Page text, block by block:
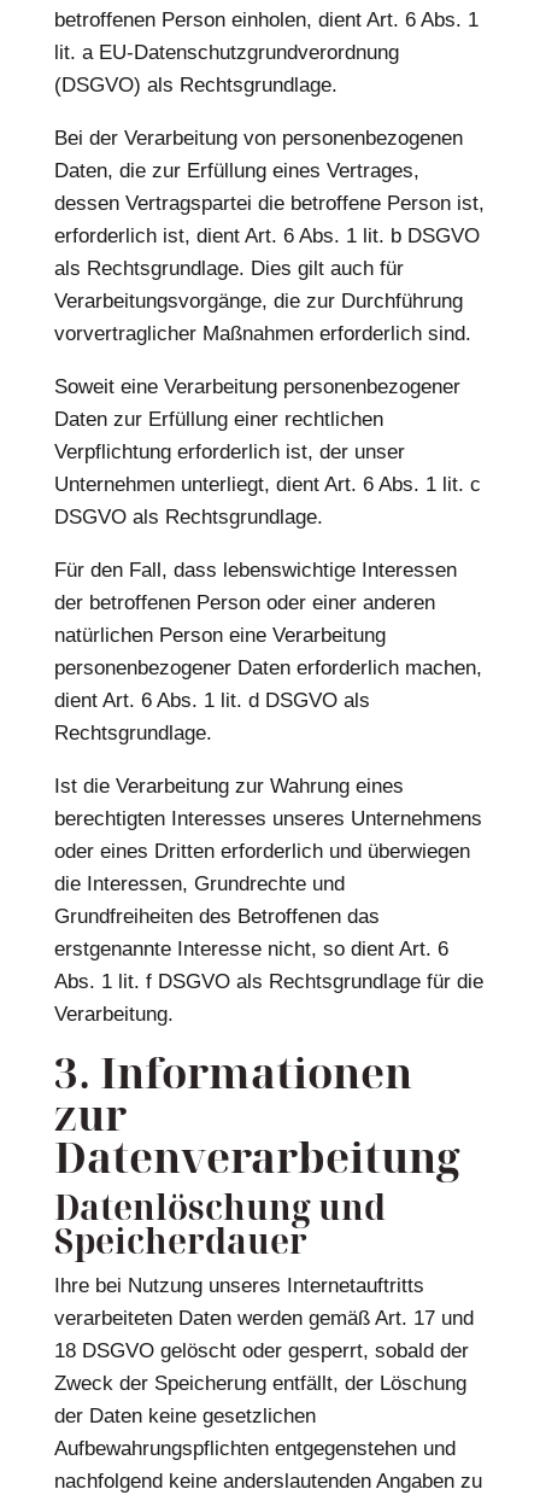
betroffenen Person einholen, dient Art. 6 Abs. 1
lit. a EU-Datenschutzgrundverordnung
(DSGVO) als Rechtsgrundlage.
Bei der Verarbeitung von personenbezogenen
Daten, die zur Erfüllung eines Vertrages,
dessen Vertragspartei die betroffene Person ist,
erforderlich ist, dient Art. 6 Abs. 1 lit. b DSGVO
als Rechtsgrundlage. Dies gilt auch für
Verarbeitungsvorgänge, die zur Durchführung
vorvertraglicher Maßnahmen erforderlich sind.
Soweit eine Verarbeitung personenbezogener
Daten zur Erfüllung einer rechtlichen
Verpflichtung erforderlich ist, der unser
Unternehmen unterliegt, dient Art. 6 Abs. 1 lit. c
DSGVO als Rechtsgrundlage.
Für den Fall, dass lebenswichtige Interessen
der betroffenen Person oder einer anderen
natürlichen Person eine Verarbeitung
personenbezogener Daten erforderlich machen,
dient Art. 6 Abs. 1 lit. d DSGVO als
Rechtsgrundlage.
Ist die Verarbeitung zur Wahrung eines
berechtigten Interesses unseres Unternehmens
oder eines Dritten erforderlich und überwiegen
die Interessen, Grundrechte und
Grundfreiheiten des Betroffenen das
erstgenannte Interesse nicht, so dient Art. 6
Abs. 1 lit. f DSGVO als Rechtsgrundlage für die
Verarbeitung.
3. Informationen
zur
Datenverarbeitung
Datenlöschung und
Speicherdauer
Ihre bei Nutzung unseres Internetauftritts
verarbeiteten Daten werden gemäß Art. 17 und
18 DSGVO gelöscht oder gesperrt, sobald der
Zweck der Speicherung entfällt, der Löschung
der Daten keine gesetzlichen
Aufbewahrungspflichten entgegenstehen und
nachfolgend keine anderslautenden Angaben zu